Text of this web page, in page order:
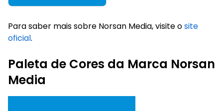
Para saber mais sobre Norsan Media, visite osite
oficial.
Paleta de Cores da Marca Norsan
Media